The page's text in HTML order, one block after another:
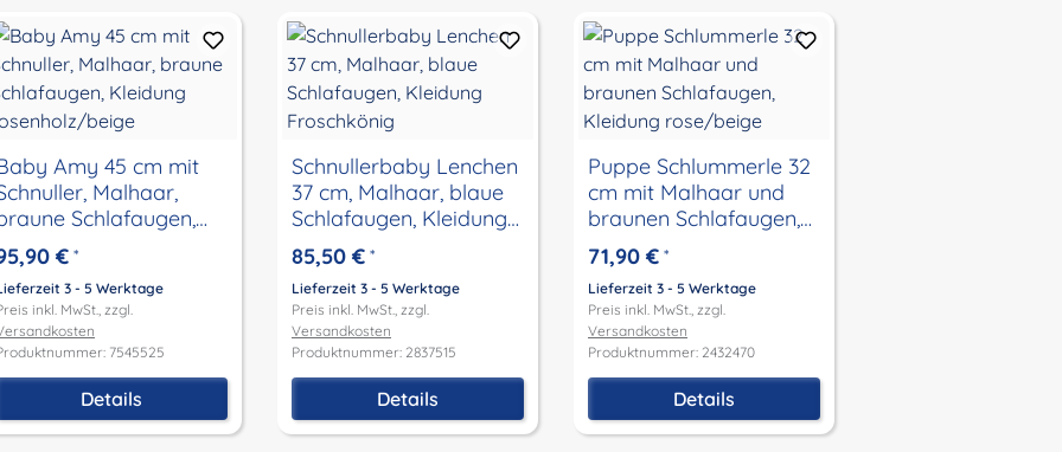
Amy 45 cm mit
Malhaar,
Schlafaugen,
beige
€ *
3 - 5 Werktage
inkl. MwSt., zzgl.
7545525
Details
Schnullerbaby Lenchen
37 cm, Malhaar, blaue
Schlafaugen, Kleidung
Froschkönig
85,50 € *
Lieferzeit 3 - 5 Werktage
Preis inkl. MwSt., zzgl.
Versandkosten
Produktnummer: 2837515
Details
Puppe Schlummerle 32
cm mit Malhaar und
braunen Schlafaugen,
Kleidung rose/beige
71,90 € *
Lieferzeit 3 - 5 Werktage
Preis inkl. MwSt., zzgl.
Versandkosten
Produktnummer: 2432470
Details